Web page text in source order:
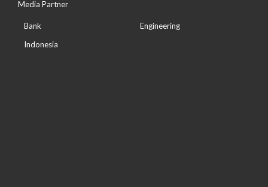
Media Partner
Bank
Indonesia
Engineering